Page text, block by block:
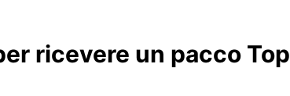
ricevere un pacco Top